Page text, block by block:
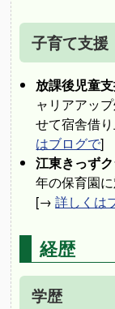
子育て支援
放課後児童
ャリアアッ
せて宿舎借
はブログで]
江東きっず
年の保育園
[→詳しくは
経歴
学歴